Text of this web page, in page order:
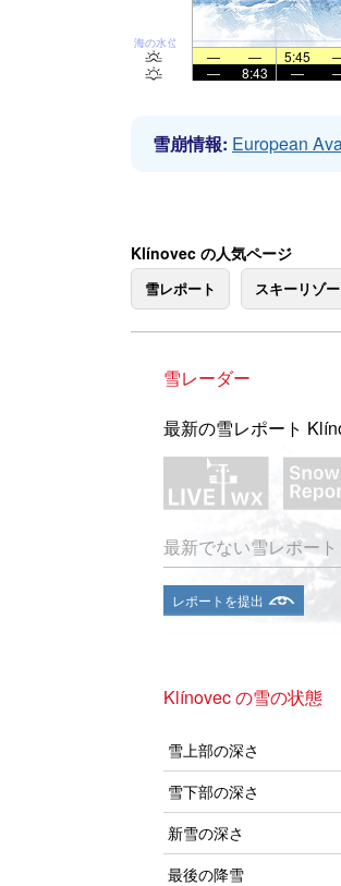
海の水位
— — 5:45
—
8:43 —
雪崩情報: European
Klínovec の人気ページ
雪レポート スキーリゾ
雪レーダー
最新の雪レポート
最新でない雪レポート
レポートを提出
Klínovec の雪の状態
雪上部の深さ
雪下部の深さ
新雪の深さ
最後の降雪